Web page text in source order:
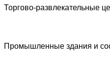
Торгово-развлекательные
Промышленные здания и